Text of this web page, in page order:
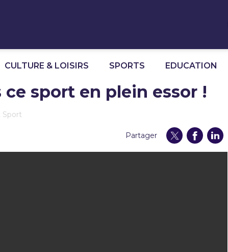
CULTURE & LOISIRS SPORTS EDUCATION
sport en plein essor !
Sport
Partager